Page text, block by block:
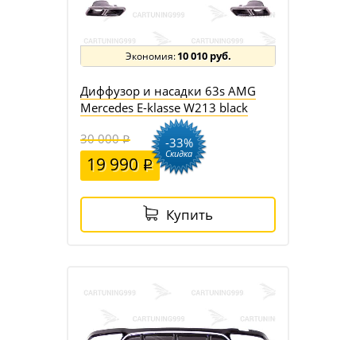
10 010 руб.
Диффузор и насадки 63s AMG
Mercedes E-klasse W213 black
30 000
19 990
-33%
Скидка
Купить